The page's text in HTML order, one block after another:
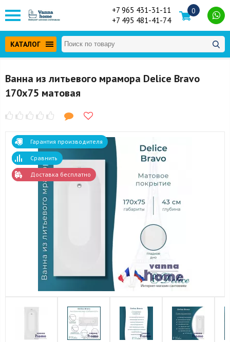
+7 965 431-31-11
+7 495 481-41-74
0
КАТАЛОГ
Ванна из литьевого мрамора Delice Bravo
170x75 матовая
Гарантия производителя
Сравнить
Доставка бесплатно